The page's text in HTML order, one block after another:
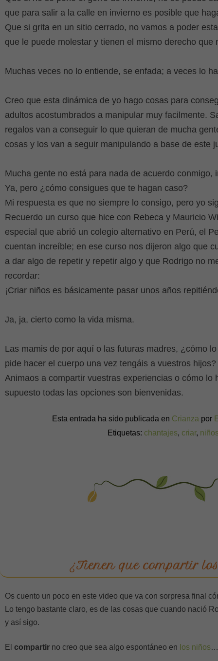
que para salir a la calle en invierno es posible que
Que si grita en un sitio cerrado, no vamos a poder
que le puede molestar y tienen el mismo derecho que
Muchas veces no lo entiende, se enfada; a veces lo
Creo que esta dinámica de yo hago cosas para
adultos acostumbrados a manipular muy facilmente.
regalos van a conseguir lo que quieran de mucha
cosas y los van a seguir manipulando a base de este
Mucha gente no está para nada de acuerdo conmigo,
Ya, pero ¿cómo consigues que te hagan caso?
Mi respuesta es que no siempre lo consigo, pero yo
Recuerdo un curso que hice con Rebeca y Mauricio
especial que abrió un colegio alternativo en Perú, el
cuentan increíble; en ese curso nos dijeron algo que
a dar algo de repetir y repetir algo y que Rodrigo no
recordar:
¡Criar niños es básicamente pasar unos años
Ja, ja, cierto como la vida misma.
Las mamis de por aquí o las futuras madres, ¿cómo
pide hacer el cuerpo una vez tengáis a vuestros hijos?
Animaos a compartir vuestras experiencias o cómo lo
supuesto todas las opciones son bienvenidas.
Esta entrada ha sido publicada en Crianza por
Etiquetas: chantajes, criar,
¿Tienen que compartir
Os cuento un poco en este video que va con sorpresa final
Lo tengo bastante claro, es de las cosas que cuando nació
y así sigo.
El compartir no creo que sea algo espontáneo en los niños…